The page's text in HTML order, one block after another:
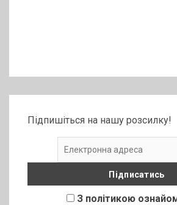
Підпишіться на нашу розсилку!
З політикою